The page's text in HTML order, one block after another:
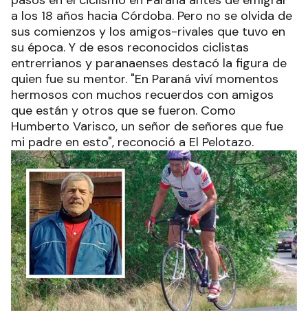
a los 18 años hacia Córdoba. Pero no se olvida de
sus comienzos y los amigos-rivales que tuvo en
su época. Y de esos reconocidos ciclistas
entrerrianos y paranaenses destacó la figura de
quien fue su mentor. "En Paraná viví momentos
hermosos con muchos recuerdos con amigos
que están y otros que se fueron. Como
Humberto Varisco, un señor de señores que fue
mi padre en esto", reconoció a El Pelotazo.